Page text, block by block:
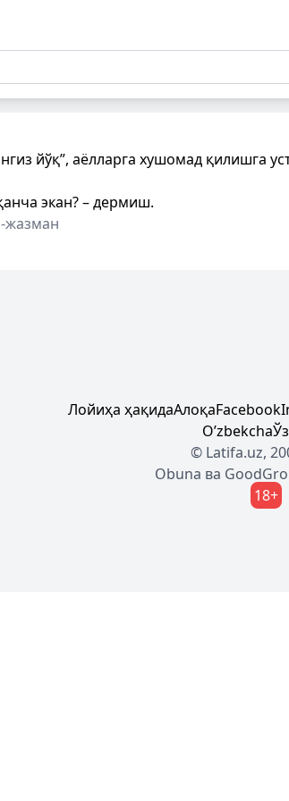
йўқ”, аёлларга хушомад қилишга
экан? – дермиш.
Лойиҳа ҳақидаАлоқаFacebook
Oʼzbekcha
© Latifa.uz,
Obuna ва
18+